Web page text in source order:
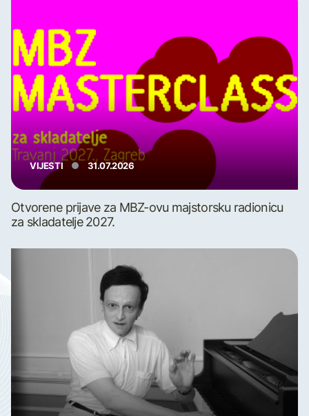
VIJESTI 31.07.2026
Otvorene prijave za MBZ-ovu majstorsku radionicu
za skladatelje 2027.